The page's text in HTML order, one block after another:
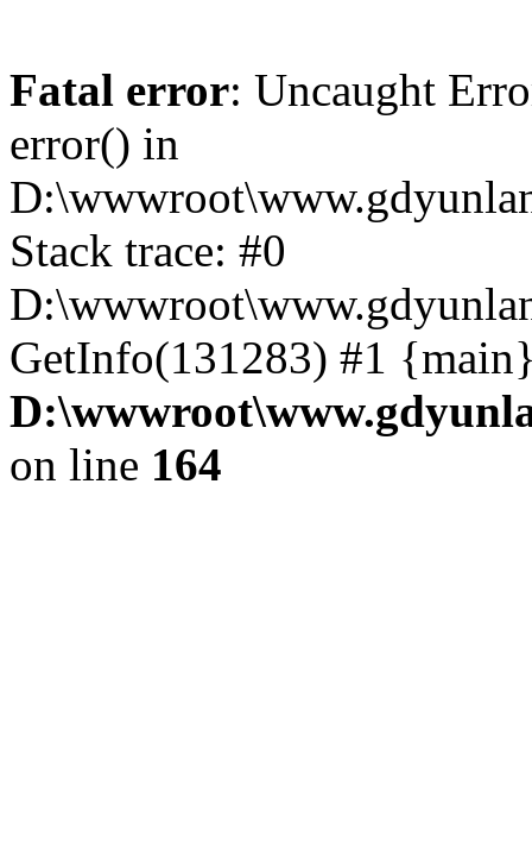
Fatal error: Uncaught
error() in
Stack trace: #0
GetInfo(131283) #1
on line 164